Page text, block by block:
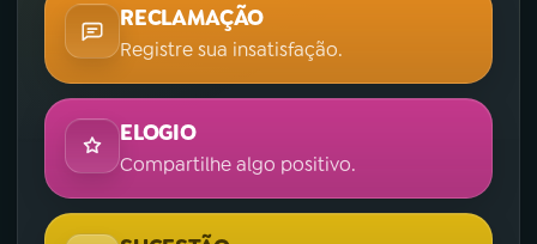
RECLAMAÇÃO
Registre sua insatisfação.
ELOGIO
Compartilhe algo positivo.